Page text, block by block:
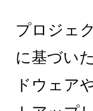
プロジェ
に基づい
ドウェア